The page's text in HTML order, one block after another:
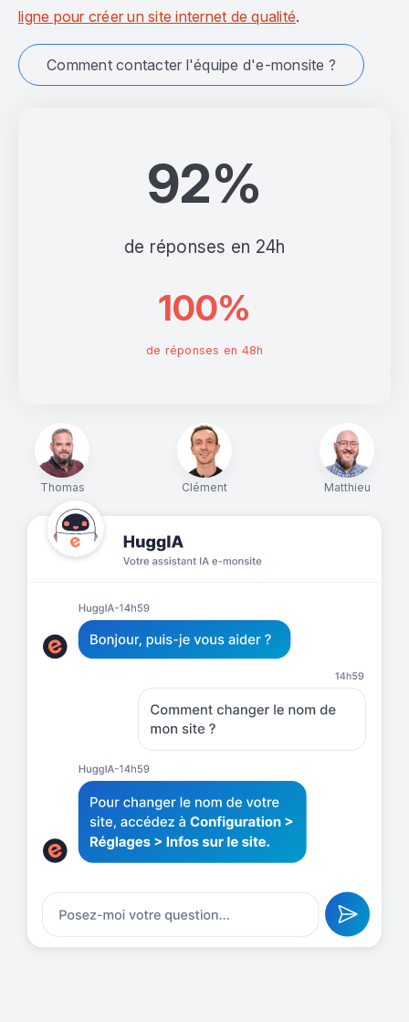
Thomas Clément Matthieu
92%
de réponses en 24h
100%
de réponses en 48h
ligne pour créer un site internet de qualité.
Comment contacter l'équipe d'e-monsite ?